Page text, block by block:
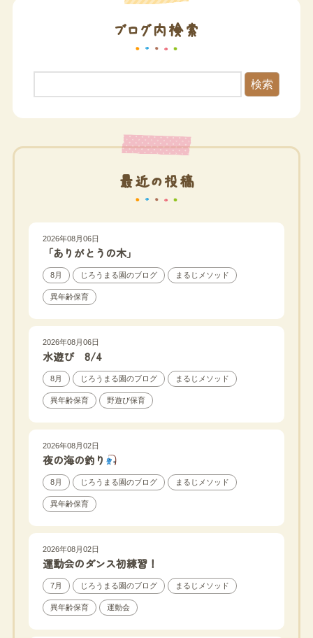
ブログ内検索
検索
最近の投稿
2026年08月06日
「ありがとうの木」
8月 じろうまる園のブログ まるじメソッド
異年齢保育
2026年08月06日
水遊び 8/4
8月 じろうまる園のブログ まるじメソッド
異年齢保育 野遊び保育
2026年08月02日
夜の海の釣り
8月 じろうまる園のブログ まるじメソッド
異年齢保育
2026年08月02日
運動会のダンス初練習！
7月 じろうまる園のブログ まるじメソッド
異年齢保育 運動会